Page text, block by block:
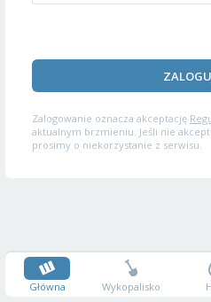
Zalogowanie oznacza akceptację
aktualnym brzmieniu. Jeśli nie
prosimy o niekorzystanie z serwisu.
Główna Wykopalisko